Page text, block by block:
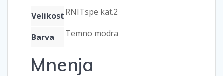
VelikostRNITspe kat.2
Barva Temno modra
Mnenja